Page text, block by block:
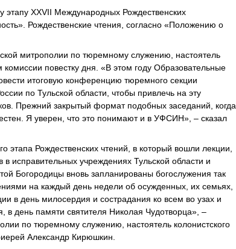
этапу XXVII Международных Рождественских
Рождественские чтения, согласно «Положению о
митрополии по тюремному служению, настоятель
повестку дня. «В этом году Образовательные
итоговую конференцию тюремного секции
по Тульской области, чтобы привлечь на эту
Прежний закрытый формат подобных заседаний, когда
Я уверен, что это понимают и в УФСИН», – сказал
Рождественских чтений, в который вошли лекции,
исправительных учреждениях Тульской области и
Богородицы вновь запланированы богослужения так
на каждый день недели об осужденных, их семьях,
в день милосердия и сострадания ко всем во узах и
в день памяти святителя Николая Чудотворца», –
по тюремному служению, настоятель колонистского
Александр Кирюшкин.